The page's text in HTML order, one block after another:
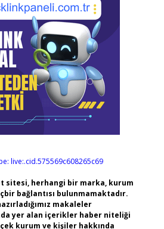
live:.cid.575569c608265c69
sitesi, herhangi bir marka, kurum
bağlantısı bulunmamaktadır.
makaleler
yer alan içerikler haber niteliği
kurum ve kişiler hakkında